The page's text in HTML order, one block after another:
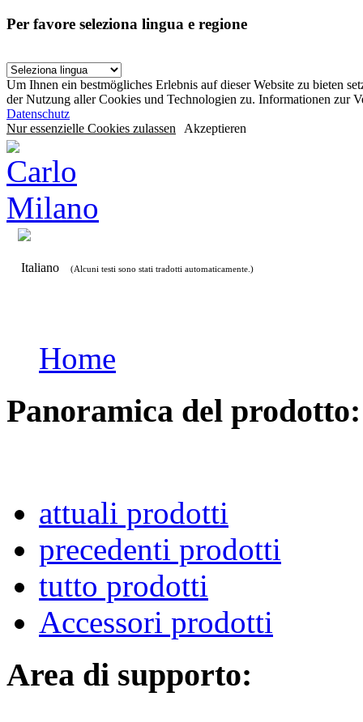
Per favore seleziona lingua e regione
Um Ihnen ein bestmögliches Erlebnis auf dieser Website zu bieten
der Nutzung aller Cookies und Technologien zu. Informationen zur
Datenschutz
Nur essenzielle Cookies zulassen Akzeptieren
Italiano (Alcuni testi sono stati tradotti automaticamente.)
Home
Panoramica del prodotto:
attuali prodotti
precedenti prodotti
tutto prodotti
Accessori prodotti
Area di supporto: